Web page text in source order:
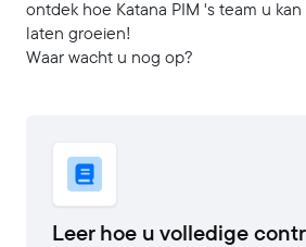
ontdek hoe Katana PIM 's team u
laten groeien!
Waar wacht u nog op?
Leer hoe u volledige